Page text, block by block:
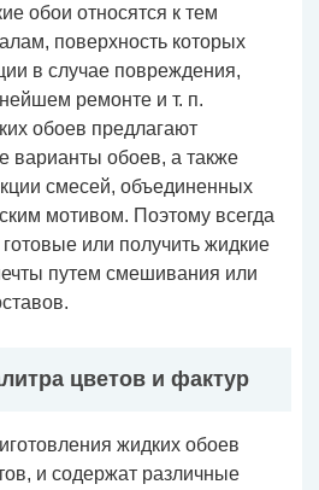
обои относятся к тем
поверхность которых
в случае повреждения,
ремонте и т. п.
обоев предлагают
варианты обоев, а также
смесей, объединенных
мотивом. Поэтому всегда
или получить жидкие
путем смешивания или
цветов и фактур
жидких обоев
и содержат различные